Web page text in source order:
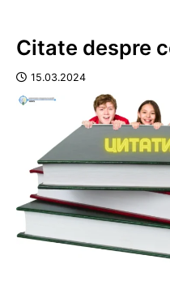
Citate despre
15.03.2024